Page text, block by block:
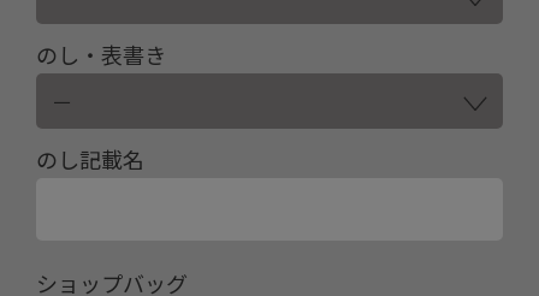
のし・表書き
のし記載名
ショップバッグ